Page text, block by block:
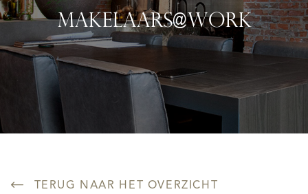
MAKELAARS@WORK
TERUG NAAR HET OVERZICHT